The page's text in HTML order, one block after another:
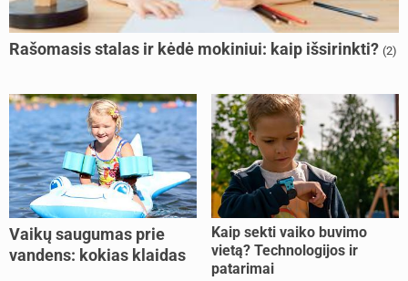
Rašomasis stalas ir kėdė mokiniui: kaip išsirinkti? (2)
Vaikų saugumas prie
vandens: kokias klaidas
Kaip sekti vaiko buvimo
vietą? Technologijos ir
patarimai